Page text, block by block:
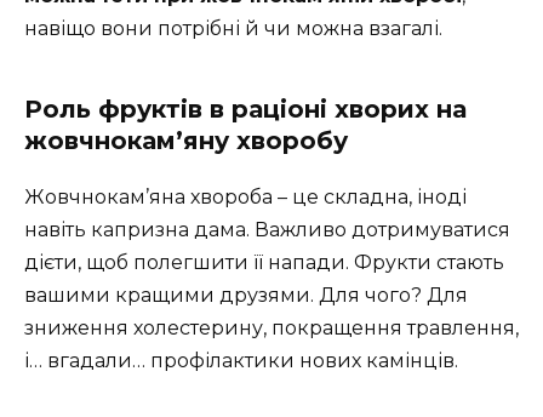
навіщо вони потрібні й чи можна взагалі.
Роль фруктів в раціоні хворих на
жовчнокам’яну хворобу
Жовчнокам’яна хвороба – це складна, іноді
навіть капризна дама. Важливо дотримуватися
дієти, щоб полегшити її напади. Фрукти стають
вашими кращими друзями. Для чого? Для
зниження холестерину, покращення травлення,
і… вгадали… профілактики нових камінців.